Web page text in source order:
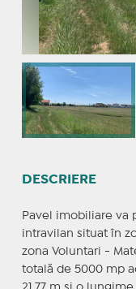
DESCRIERE
Pavel imobiliare va
intravilan situat în
zona Voluntari -
totală de 5000 mp